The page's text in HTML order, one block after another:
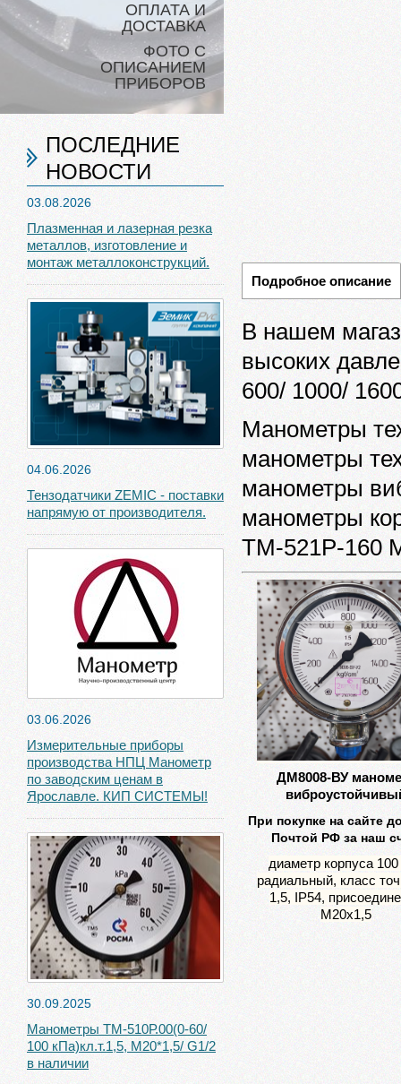
ОПЛАТА И
ДОСТАВКА
ФОТО С
ОПИСАНИЕМ
ПРИБОРОВ
ПОСЛЕДНИЕ
НОВОСТИ
03.08.2026
Плазменная и лазерная резка
металлов, изготовление и
монтаж металлоконструкций.
04.06.2026
Тензодатчики ZEMIC - поставки
напрямую от производителя.
03.06.2026
Измерительные приборы
производства НПЦ Манометр
по заводским ценам в
Ярославле. КИП СИСТЕМЫ!
30.09.2025
Манометры ТМ-510Р.00(0-60/
100 кПа)кл.т.1,5, М20*1,5/ G1/2
в наличии
Подробное описание
В нашем
высоких
600/ 1000/
Манометры
манометры
манометры
манометры
ТМ-521Р-160
ДМ8008-ВУ
При покупке на сайте
Почтой РФ за наш
диаметр корпуса
радиальный, класс
1,5, IP54,
М20х1,5